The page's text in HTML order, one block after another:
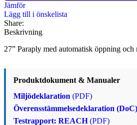
Jämför
Lägg till i önskelista
Share:
Beskrivning
27” Paraply med automatisk öppning
Produktdokument & Manualer
Miljödeklaration (PDF)
Överensstämmelsedeklaration (DoC)
Testrapport: REACH(PDF)